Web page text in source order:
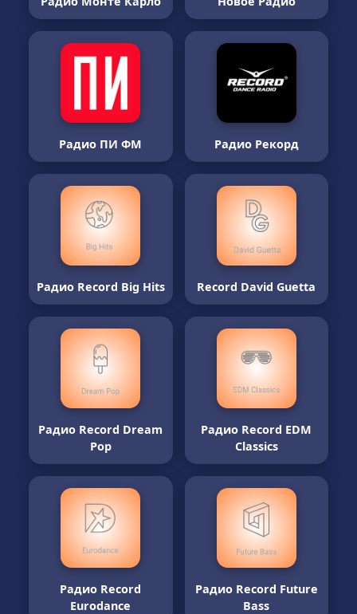
Радио ПИ ФМ Радио Рекорд
Радио Record Big Hits Record David Guetta
Радио Record Dream
Pop
Радио Record EDM
Classics
Радио Record
Eurodance
Радио Record Future
Bass